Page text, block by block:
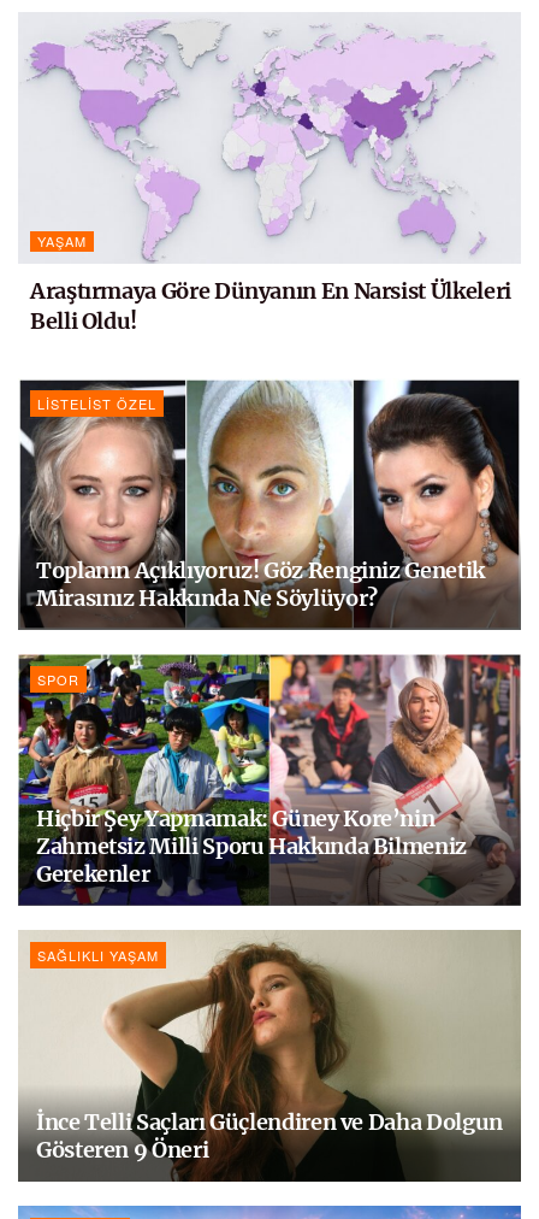
YAŞAM
Araştırmaya Göre Dünyanın En Narsist Ülkeleri
Belli Oldu!
LISTELIST ÖZEL
Toplanın Açıklıyoruz! Göz Renginiz Genetik
Mirasınız Hakkında Ne Söylüyor?
SPOR
Hiçbir Şey Yapmamak: Güney Kore’nin
Zahmetsiz Milli Sporu Hakkında Bilmeniz
Gerekenler
SAĞLIKLI YAŞAM
İnce Telli Saçları Güçlendiren ve Daha Dolgun
Gösteren 9 Öneri